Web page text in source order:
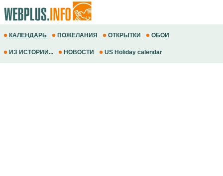
КАЛЕНДАРЬ ПОЖЕЛАНИЯ ОТКРЫТКИ ОБОИ
ИЗ ИСТОРИИ... НОВОСТИ US Holiday calendar